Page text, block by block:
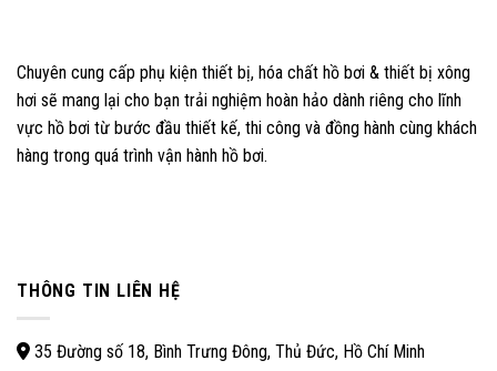
Chuyên cung cấp phụ kiện thiết bị, hóa chất hồ bơi & thiết bị xông
hơi sẽ mang lại cho bạn trải nghiệm hoàn hảo dành riêng cho lĩnh
vực hồ bơi từ bước đầu thiết kế, thi công và đồng hành cùng khách
hàng trong quá trình vận hành hồ bơi.
THÔNG TIN LIÊN HỆ
35 Đường số 18, Bình Trưng Đông, Thủ Đức, Hồ Chí Minh